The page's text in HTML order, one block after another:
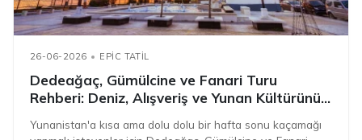
26-06-2026 EPIC TATIL
Dedeağaç, Gümülcine ve Fanari Turu
Rehberi: Deniz, Alışveriş ve Yunan Kültürünü
Yunanistan'a kısa ama dolu dolu bir hafta sonu kaçamağı